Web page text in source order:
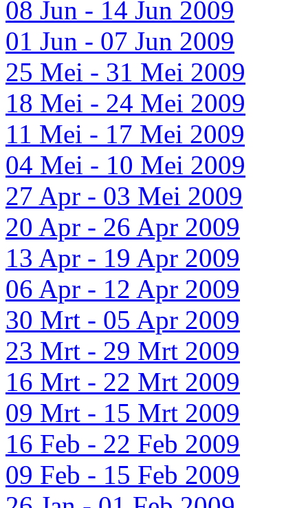
08 Jun - 14 Jun 2009
01 Jun - 07 Jun 2009
25 Mei - 31 Mei 2009
18 Mei - 24 Mei 2009
11 Mei - 17 Mei 2009
04 Mei - 10 Mei 2009
27 Apr - 03 Mei 2009
20 Apr - 26 Apr 2009
13 Apr - 19 Apr 2009
06 Apr - 12 Apr 2009
30 Mrt - 05 Apr 2009
23 Mrt - 29 Mrt 2009
16 Mrt - 22 Mrt 2009
09 Mrt - 15 Mrt 2009
16 Feb - 22 Feb 2009
09 Feb - 15 Feb 2009